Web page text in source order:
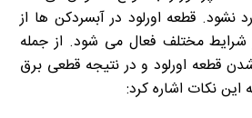
نشود. قطعه اورلود در آبسردکن ها از
مختلف فعال می شود. از جمله
قطعه اورلود و در نتیجه قطعی برق
این نکات اشاره کرد: